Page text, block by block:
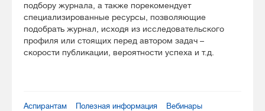
подбору журнала, а также порекомендует
специализированные ресурсы, позволяющие
подобрать журнал, исходя из исследовательского
профиля или стоящих перед автором задач –
скорости публикации, вероятности успеха и т.д.
Аспирантам Полезная информация
Вебинары